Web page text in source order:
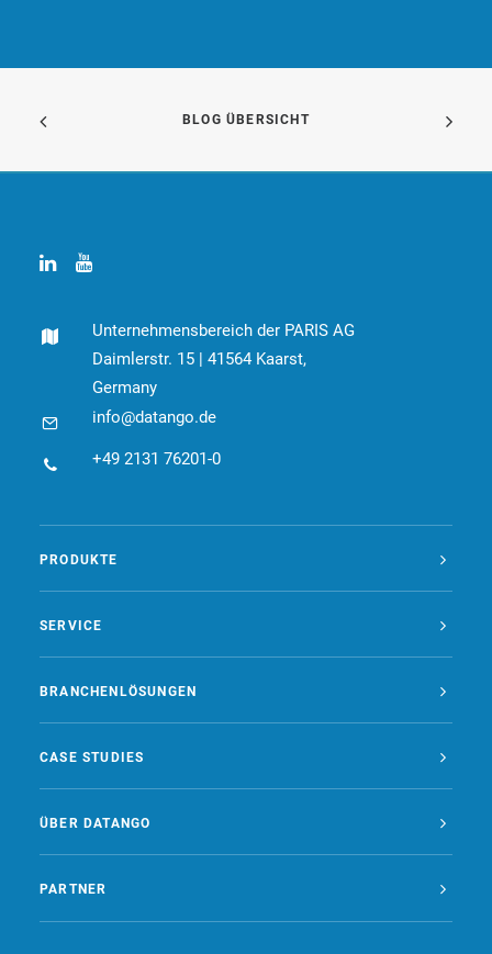
BLOG ÜBERSICHT
Unternehmensbereich der PARIS AG
Daimlerstr. 15 | 41564 Kaarst,
Germany
info@datango.de
+49 2131 76201-0
PRODUKTE
SERVICE
BRANCHENLÖSUNGEN
CASE STUDIES
ÜBER DATANGO
PARTNER